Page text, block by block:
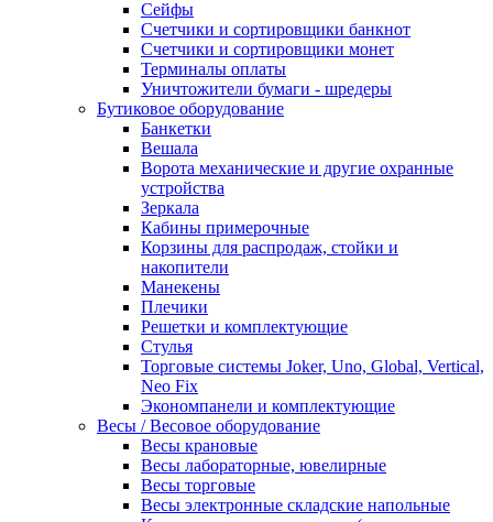
Сейфы
Счетчики и сортировщики банкнот
Счетчики и сортировщики монет
Терминалы оплаты
Уничтожители бумаги - шредеры
Бутиковое оборудование
Банкетки
Вешала
Ворота механические и другие охранные
устройства
Зеркала
Кабины примерочные
Корзины для распродаж, стойки и
накопители
Манекены
Плечики
Решетки и комплектующие
Стулья
Торговые системы Joker, Uno, Global, Vertical,
Neo Fix
Экономпанели и комплектующие
Весы / Весовое оборудование
Весы крановые
Весы лабораторные, ювелирные
Весы торговые
Весы электронные складские напольные